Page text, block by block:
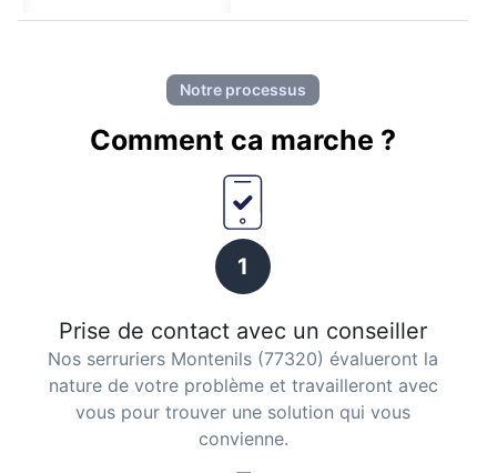
Notre processus
Comment ca marche ?
1
Prise de contact avec un conseiller
Nos serruriers Montenils (77320) évalueront la
nature de votre problème et travailleront avec
vous pour trouver une solution qui vous
convienne.